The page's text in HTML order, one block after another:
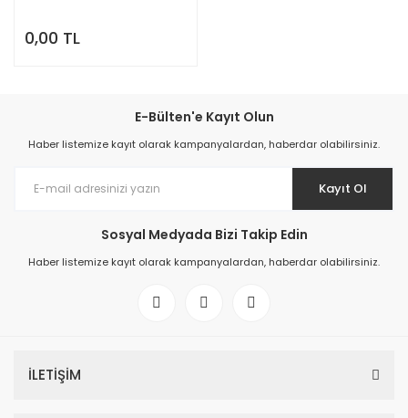
0,00 TL
E-Bülten'e Kayıt Olun
Haber listemize kayıt olarak kampanyalardan, haberdar olabilirsiniz.
Kayıt Ol
Sosyal Medyada Bizi Takip Edin
Haber listemize kayıt olarak kampanyalardan, haberdar olabilirsiniz.
İLETİŞİM